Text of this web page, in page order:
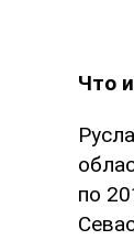
Что
по